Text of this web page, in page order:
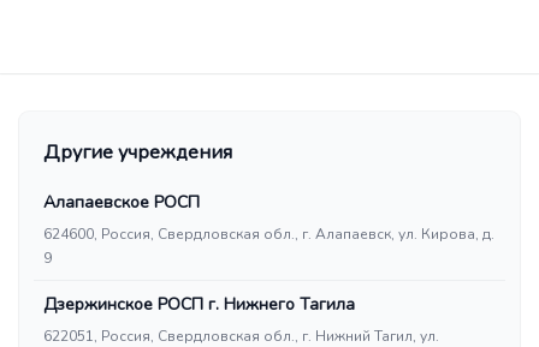
Другие учреждения
Алапаевское РОСП
624600, Россия, Свердловская обл., г. Алапаевск, ул. Кирова, д.
9
Дзержинское РОСП г. Нижнего Тагила
622051, Россия, Свердловская обл., г. Нижний Тагил, ул.